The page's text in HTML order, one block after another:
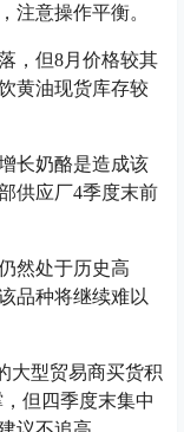
注意操作平衡。
，但8月价格较其
黄油现货库存较
长奶酪是造成该
供应厂4季度末前
然处于历史高
品种将继续难以
型贸易商买货积
但四季度末集中